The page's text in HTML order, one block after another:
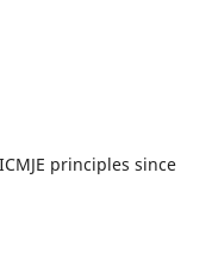
principles since